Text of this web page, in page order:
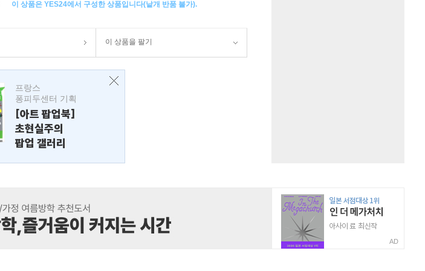
이 상품은 YES24에서 구성한 상품입니다(낱개 반품 불가).
이 상품을 팔기
프랑스
퐁피두센터 기획
[아트 팝업북]
초현실주의
팝업 갤러리
AD